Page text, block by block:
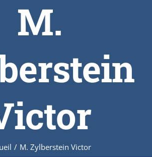
M.
/ M. Zylberstein Victor